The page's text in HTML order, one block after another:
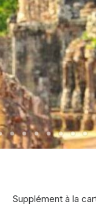
Supplément à la